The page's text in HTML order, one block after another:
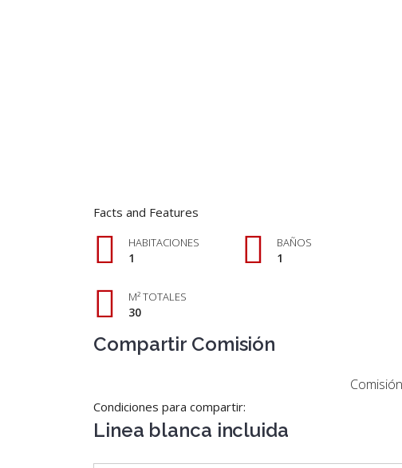
Facts and Features
HABITACIONES
1
BAÑOS
1
M² TOTALES
30
Compartir Comisión
Comisión
Condiciones para compartir:
Linea blanca incluida